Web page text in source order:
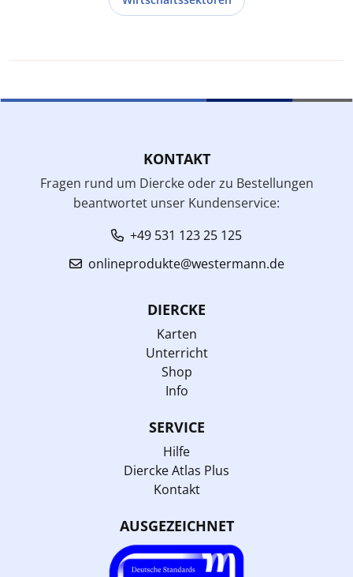
KONTAKT
Fragen rund um Diercke oder zu Bestellungen
beantwortet unser Kundenservice:
+49 531 123 25 125
onlineprodukte@westermann.de
DIERCKE
Karten
Unterricht
Shop
Info
SERVICE
Hilfe
Diercke Atlas Plus
Kontakt
AUSGEZEICHNET